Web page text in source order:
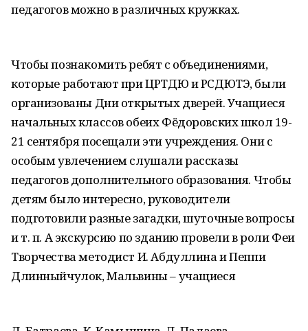
педагогов можно в различных кружках.
Чтобы познакомить ребят с объединениями,
которые работают при ЦРТДЮ и РСДЮТЭ, были
организованы Дни открытых дверей. Учащиеся
начальных классов обеих Фёдоровских школ 19-
21 сентября посещали эти учреждения. Они с
особым увлечением слушали рассказы
педагогов дополнительного образования. Чтобы
детям было интересно, руководители
подготовили разные загадки, шуточные вопросы
и т. п. А экскурсию по зданию провели в роли Феи
Творчества методист И. Абдуллина и Пеппи
Длинныйчулок, Мальвины – учащиеся